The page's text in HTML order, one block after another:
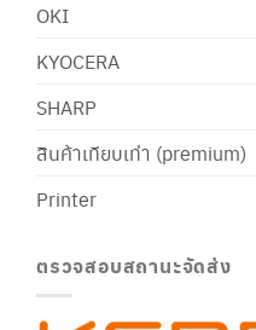
OKI
KYOCERA
SHARP
สินค้าเทียบเท่า (premium)
Printer
ตรวจสอบสถานะจัดส่ง